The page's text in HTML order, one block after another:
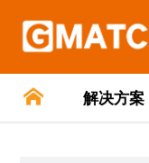
解决方案